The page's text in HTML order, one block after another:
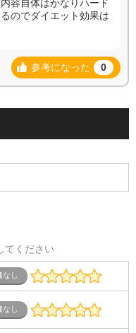
容自体はかなりハード
のでダイエット効果は
参考になった 0
てください